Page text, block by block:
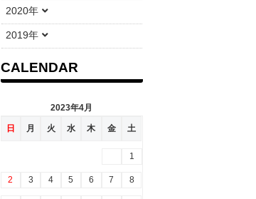
2020年
2019年
CALENDAR
2023年4月
日 月 火 水 木 金 土
1
2 3 4 5 6 7 8